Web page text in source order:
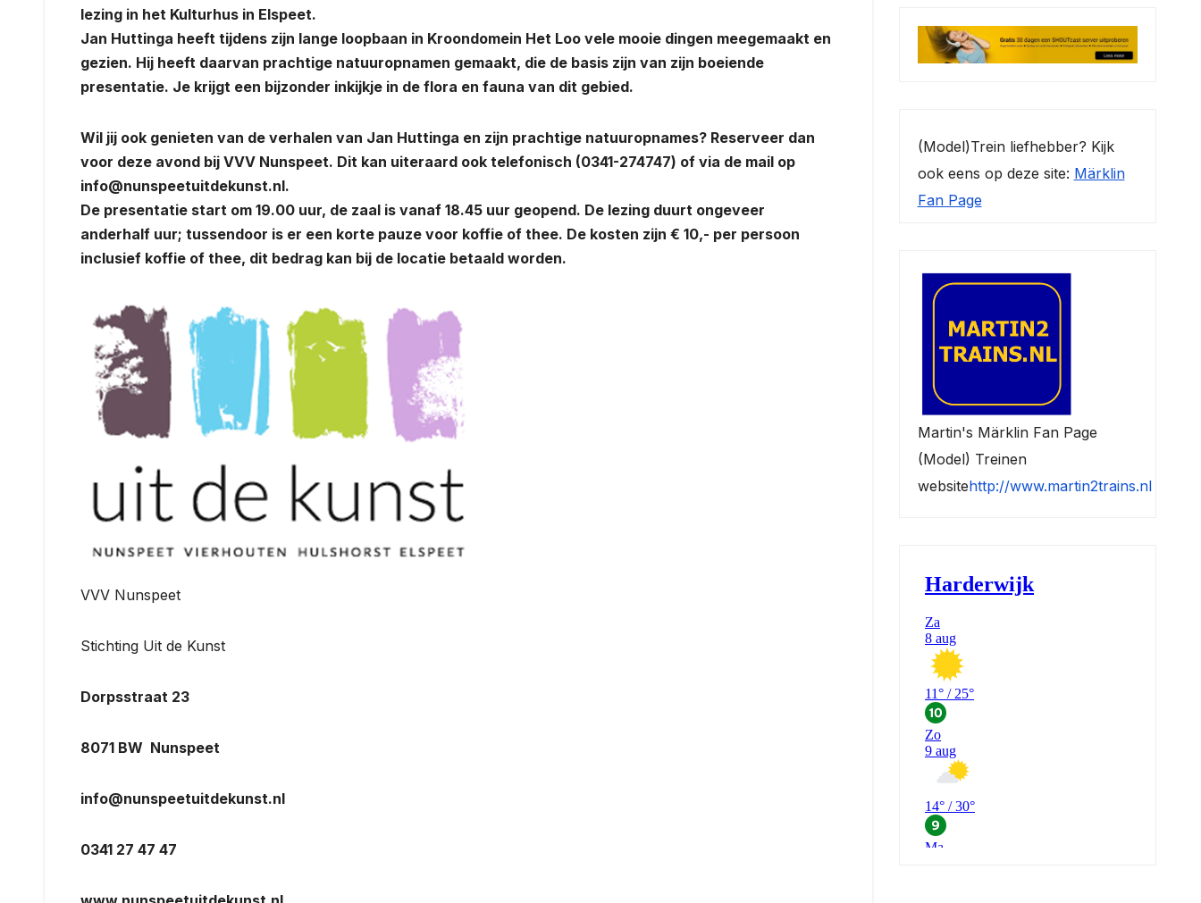
lezing in het Kulturhus in Elspeet.
Jan Huttinga heeft tijdens zijn lange loopbaan in Kroondomein Het Loo vele mooie dingen meegemaakt en
gezien. Hij heeft daarvan prachtige natuuropnamen gemaakt, die de basis zijn van zijn boeiende
presentatie. Je krijgt een bijzonder inkijkje in de flora en fauna van dit gebied.
Wil jij ook genieten van de verhalen van Jan Huttinga en zijn prachtige natuuropnames? Reserveer dan
voor deze avond bij VVV Nunspeet. Dit kan uiteraard ook telefonisch (0341-274747) of via de mail op
info@nunspeetuitdekunst.nl.
De presentatie start om 19.00 uur, de zaal is vanaf 18.45 uur geopend. De lezing duurt ongeveer
anderhalf uur; tussendoor is er een korte pauze voor koffie of thee. De kosten zijn € 10,- per persoon
inclusief koffie of thee, dit bedrag kan bij de locatie betaald worden.
VVV Nunspeet
Stichting Uit de Kunst
Dorpsstraat 23
8071 BW Nunspeet
info@nunspeetuitdekunst.nl
0341 27 47 47
(Model)Trein liefhebber? Kijk
ook eens op deze site: Märklin
Fan Page
Martin's Märklin Fan Page
(Model) Treinen
websitehttp://www.martin2trains.nl